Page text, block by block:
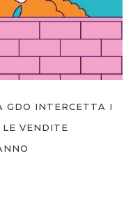
GDO INTERCETTA I
VENDITE